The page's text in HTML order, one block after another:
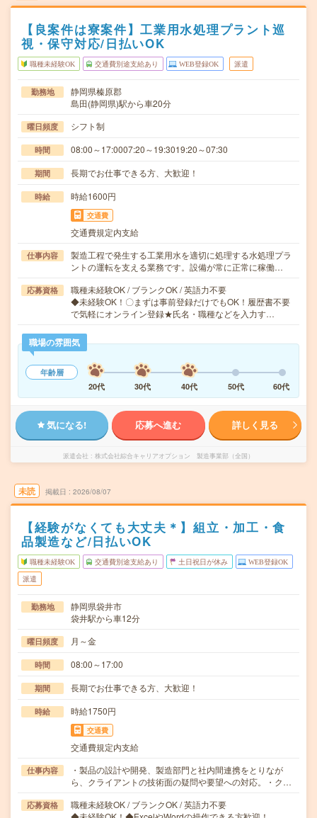
【良案件は寮案件】工業用水処理プラント巡
視・保守対応/日払いOK
職種未経験OK 交通費別途支給あり WEB登録OK 派遣
勤務地
静岡県榛原郡
島田(静岡県)駅から車20分
曜日頻度 シフト制
時間 08:00～17:0007:20～19:3019:20～07:30
期間 長期でお仕事できる方、大歓迎！
時給 時給1600円
交通費
交通費規定内支給
仕事内容
製造工程で発生する工業用水を適切に処理する水処理プラ
ントの運転を支える業務です。設備が常に正常に稼働…
応募資格
職種未経験OK / ブランクOK / 英語力不要
◆未経験OK！〇まずは事前登録だけでもOK！履歴書不要
で気軽にオンライン登録★氏名・職種などを入力す…
職場の雰囲気
年齢層
20代
30代 40代 50代 60代
気になる! 応募へ進む 詳しく見る
派遣会社 株式会社綜合キャリアオプション 製造事業部（全国）
未読 掲載日 2026/08/07
【経験がなくても大丈夫＊】組立・加工・食
品製造など/日払いOK
職種未経験OK 交通費別途支給あり 土日祝日が休み WEB登録OK
派遣
勤務地
静岡県袋井市
袋井駅から車12分
曜日頻度 月～金
時間 08:00～17:00
期間 長期でお仕事できる方、大歓迎！
時給 時給1750円
交通費
交通費規定内支給
仕事内容
・製品の設計や開発、製造部門と社内間連携をとりなが
ら、クライアントの技術面の疑問や要望への対応。・ク…
応募資格
職種未経験OK / ブランクOK / 英語力不要